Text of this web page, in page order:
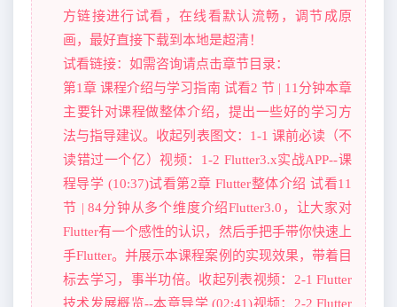
方链接进行试看，在线看默认流畅，调节成原
画，最好直接下载到本地是超清！
试看链接：如需咨询请点击章节目录：
第1章 课程介绍与学习指南 试看2 节 | 11分钟本章
主要针对课程做整体介绍，提出一些好的学习方
法与指导建议。收起列表图文：1-1 课前必读（不
读错过一个亿）视频：1-2 Flutter3.x实战APP--课
程导学 (10:37)试看第2章 Flutter整体介绍 试看11
节 | 84分钟从多个维度介绍Flutter3.0，让大家对
Flutter有一个感性的认识，然后手把手带你快速上
手Flutter。并展示本课程案例的实现效果，带着目
标去学习，事半功倍。收起列表视频：2-1 Flutter
技术发展概览--本章导学 (02:41)视频：2-2 Flutter